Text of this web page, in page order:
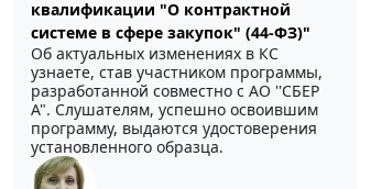
квалификации "О контрактной
системе в сфере закупок" (44-ФЗ)"
Об актуальных изменениях в КС
узнаете, став участником программы,
разработанной совместно с АО ''СБЕР
А". Слушателям, успешно освоившим
программу, выдаются удостоверения
установленного образца.